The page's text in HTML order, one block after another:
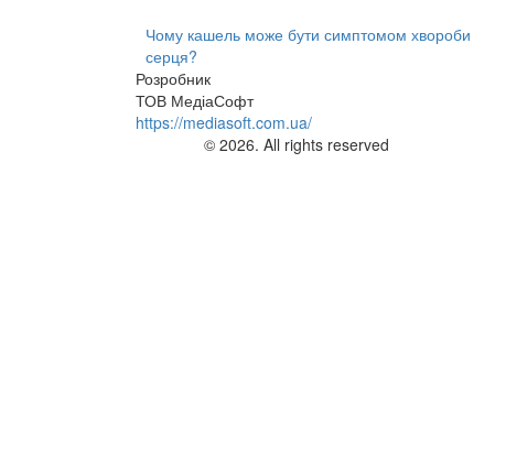
Чому кашель може бути симптомом хвороби
серця?
Розробник
ТОВ МедіаСофт
https://mediasoft.com.ua/
© 2026. All rights reserved